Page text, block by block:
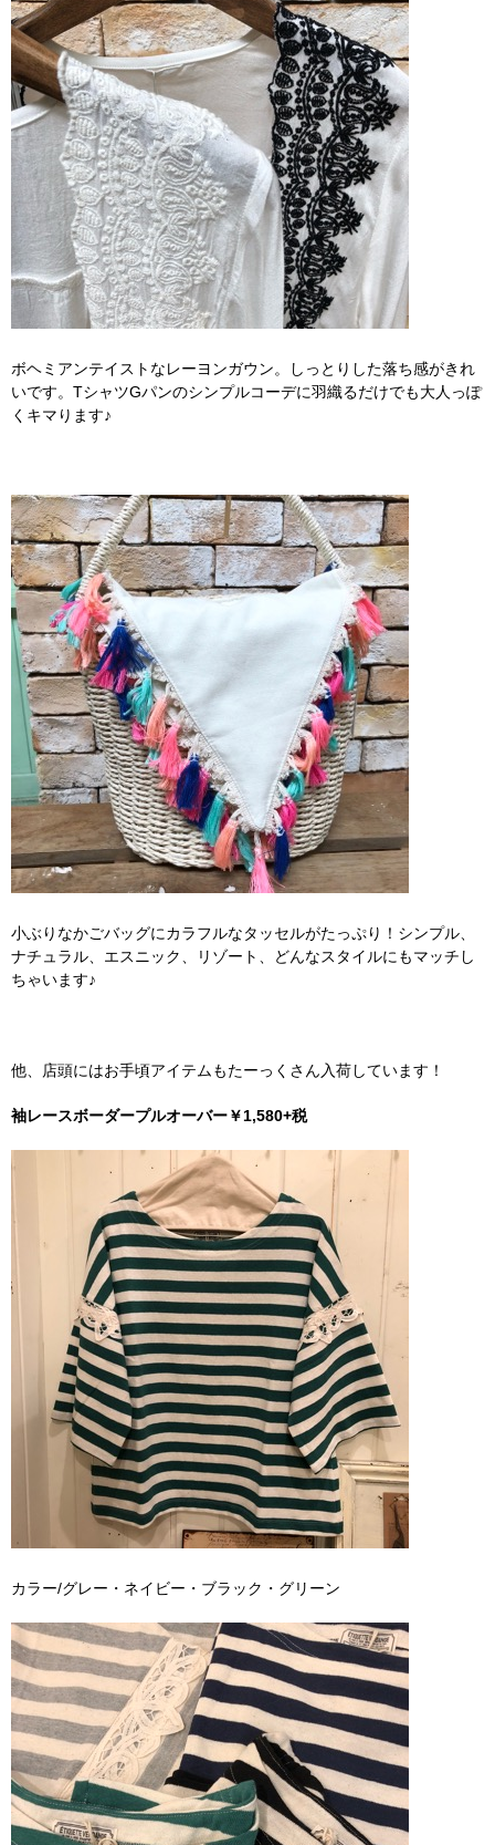
ボヘミアンテイストなレーヨンガウン。しっとりした落ち感がきれ
いです。TシャツGパンのシンプルコーデに羽織るだけでも大人っぽ
くキマります♪
小ぶりなかごバッグにカラフルなタッセルがたっぷり！シンプル、
ナチュラル、エスニック、リゾート、どんなスタイルにもマッチし
ちゃいます♪
他、店頭にはお手頃アイテムもたーっくさん入荷しています！
袖レースボーダープルオーバー￥1,580+税
カラー/グレー・ネイビー・ブラック・グリーン